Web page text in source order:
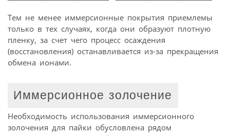
Тем не менее иммерсионные покрытия приемлемы
только в тех случаях, когда они образуют плотную
пленку, за счет чего процесс осаждения
(восстановления) останавливается из-за прекращения
обмена ионами.
Иммерсионное золочение
Необходимость использования иммерсионного
золочения для пайки обусловлена рядом